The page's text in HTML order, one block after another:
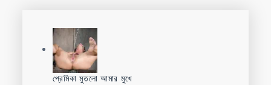
প্রেমিকা মুতলো আমার মুখে